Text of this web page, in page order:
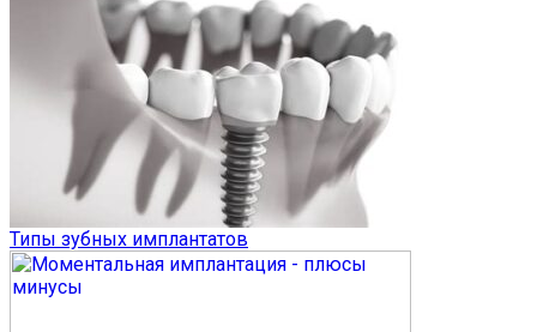
Типы зубных имплантатов